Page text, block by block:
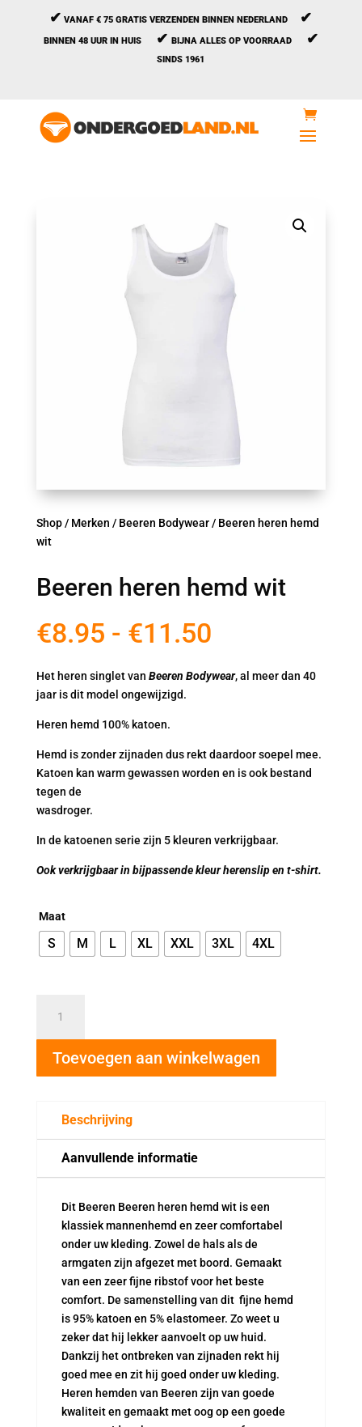
✔ VANAF € 75 GRATIS VERZENDEN BINNEN NEDERLAND ✔
BINNEN 48 UUR IN HUIS ✔ BIJNA ALLES OP VOORRAAD ✔
SINDS 1961
Shop/ Merken / Beeren Bodywear/ Beeren heren hemd
wit
Beeren heren hemd wit
€8.95 - €11.50Prijsklasse:
tot
€11.50
Het heren singlet van Beeren Bodywear, al meer dan 40
jaar is dit model ongewijzigd.
Heren hemd 100% katoen.
Hemd is zonder zijnaden dus rekt daardoor soepel mee.
Katoen kan warm gewassen worden en is ook bestand
tegen de
wasdroger.
In de katoenen serie zijn 5 kleuren verkrijgbaar.
Ook verkrijgbaar in bijpassende kleur herenslip en t-shirt.
Maat
S M L XL XXL 3XL 4XL
heren
hemd
aantal
Toevoegen aan winkelwagen
Beschrijving
Aanvullende informatie
Dit Beeren Beeren heren hemd wit is een
klassiek mannenhemd en zeer comfortabel
onder uw kleding. Zowel de hals als de
armgaten zijn afgezet met boord. Gemaakt
van een zeer fijne ribstof voor het beste
comfort. De samenstelling van dit fijne hemd
is 95% katoen en 5% elastomeer. Zo weet u
zeker dat hij lekker aanvoelt op uw huid.
Dankzij het ontbreken van zijnaden rekt hij
goed mee en zit hij goed onder uw kleding.
Heren hemden van Beeren zijn van goede
kwaliteit en gemaakt met oog op een goede